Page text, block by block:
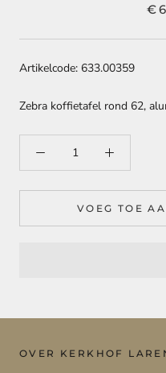
Artikelcode: 633.00359
Zebra koffietafel rond 62,
VOEG TOE
OVER KERKHOF